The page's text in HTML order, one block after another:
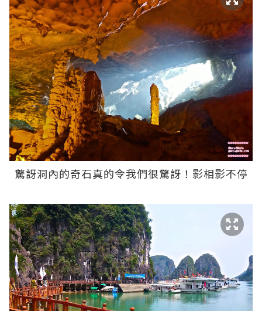
驚訝洞內的奇石真的令我們很驚訝！影相影不停